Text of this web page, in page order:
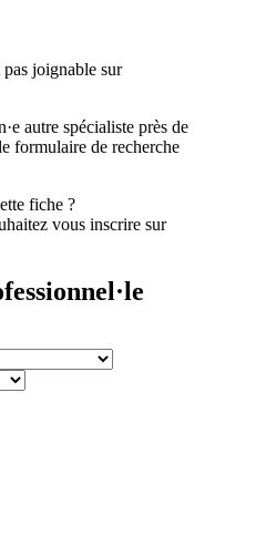
pas joignable sur
autre spécialiste près de
formulaire de recherche
fiche ?
vous inscrire sur